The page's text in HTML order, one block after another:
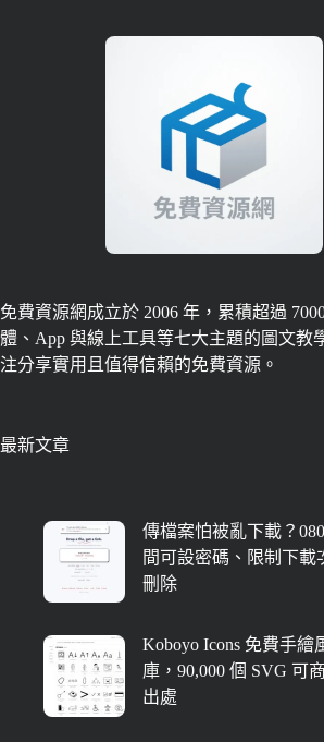
免費資源網成立於 2006 年，累積超過
體、App 與線上工具等七大主題的圖文教
注分享實用且值得信賴的免費資源。
最新文章
傳檔案怕被亂下載？
間可設密碼、限制下載
刪除
Koboyo Icons 免費手繪
庫，90,000 個 SVG 可
出處